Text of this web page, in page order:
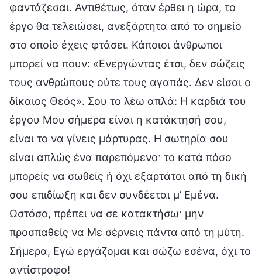
φαντάζεσαι. Αντιθέτως, όταν έρθει η ώρα, το
έργο θα τελειώσει, ανεξάρτητα από το σημείο
στο οποίο έχεις φτάσει. Κάποιοι άνθρωποι
μπορεί να πουν: «Ενεργώντας έτσι, δεν σώζεις
τους ανθρώπους ούτε τους αγαπάς. Δεν είσαι ο
δίκαιος Θεός». Σου το λέω απλά: Η καρδιά του
έργου Μου σήμερα είναι η κατάκτησή σου,
είναι το να γίνεις μάρτυρας. Η σωτηρία σου
είναι απλώς ένα παρεπόμενο· το κατά πόσο
μπορείς να σωθείς ή όχι εξαρτάται από τη δική
σου επιδίωξη και δεν συνδέεται μ’ Εμένα.
Ωστόσο, πρέπει να σε κατακτήσω· μην
προσπαθείς να Με σέρνεις πάντα από τη μύτη.
Σήμερα, Εγώ εργάζομαι και σώζω εσένα, όχι το
αντίστροφο!